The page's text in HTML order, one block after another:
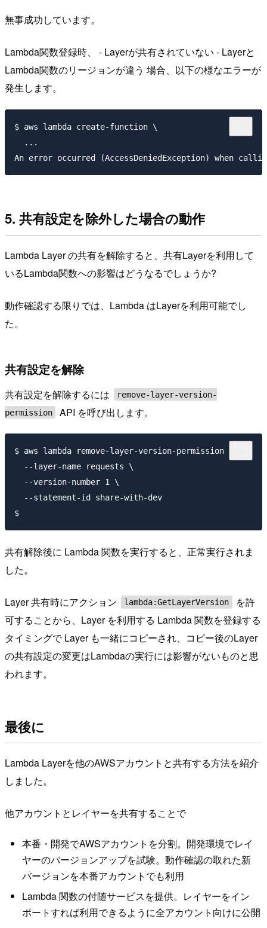
無事成功しています。
Lambda関数登録時、 - Layerが共有されていない - Layerと
Lambda関数のリージョンが違う 場合、以下の様なエラーが
発生します。
$ aws lambda create-function \
  ...
5. 共有設定を除外した場合の動作
Lambda Layer の共有を解除すると、共有Layerを利用して
いるLambda関数への影響はどうなるでしょうか?
動作確認する限りでは、Lambda はLayerを利用可能でし
た。
共有設定を解除
共有設定を解除するには
remove-layer-version-
permission
API を呼び出します。
$ aws lambda remove-layer-version-permission \
  --layer-name requests \
  --version-number 1 \
  --statement-id share-with-dev
共有解除後に Lambda 関数を実行すると、正常実行されま
した。
Layer 共有時にアクション lambda:GetLayerVersion
を許
可することから、Layer を利用する Lambda 関数を登録する
タイミングで Layer も一緒にコピーされ、コピー後のLayer
の共有設定の変更はLambdaの実行には影響がないものと思
われます。
最後に
Lambda Layerを他のAWSアカウントと共有する方法を紹介
しました。
他アカウントとレイヤーを共有することで
本番・開発でAWSアカウントを分割。開発環境でレイ
ヤーのバージョンアップを試験。動作確認の取れた新
バージョンを本番アカウントでも利用
Lambda 関数の付随サービスを提供。レイヤーをイン
ポートすれば利用できるように全アカウント向けに公開